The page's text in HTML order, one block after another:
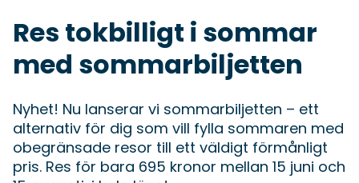
Res tokbilligt i sommar
med sommarbiljetten
Nyhet! Nu lanserar vi sommarbiljetten – ett
alternativ för dig som vill fylla sommaren med
obegränsade resor till ett väldigt förmånligt
pris. Res för bara 695 kronor mellan 15 juni och